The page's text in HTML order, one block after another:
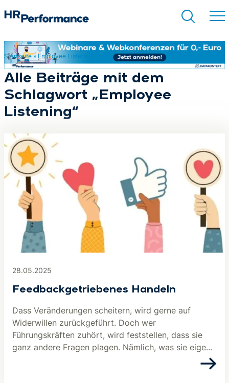
Suchen
Startseite» Employee Listening
Alle Beiträge mit dem
Schlagwort „Employee
Listening“
28.05.2025
Feedbackgetriebenes Handeln
Dass Veränderungen scheitern, wird gerne auf
Widerwillen zurückgeführt. Doch wer
Führungskräften zuhört, wird feststellen, dass sie
ganz andere Fragen plagen. Nämlich, was sie eige...